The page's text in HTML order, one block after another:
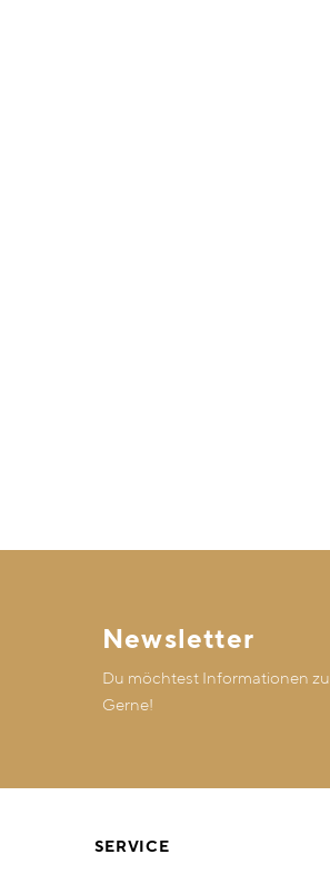
Newsletter
Du möchtest Informationen
Gerne!
SERVICE